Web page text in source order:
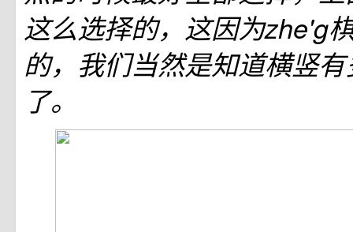
这么选择的，这因为zhe'g
的，我们当然是知道横竖
了。